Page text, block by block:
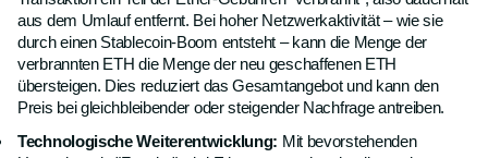
aus dem Umlauf entfernt. Bei hoher Netzwerkaktivität – wie sie
durch einen Stablecoin-Boom entsteht – kann die Menge der
verbrannten ETH die Menge der neu geschaffenen ETH
übersteigen. Dies reduziert das Gesamtangebot und kann den
Preis bei gleichbleibender oder steigender Nachfrage antreiben.
Technologische Weiterentwicklung: Mit bevorstehenden